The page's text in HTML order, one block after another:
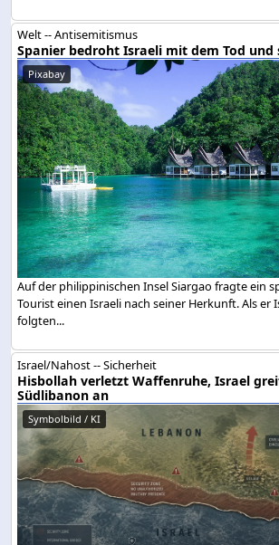
Welt -- Antisemitismus
Spanier bedroht Israeli mit dem Tod und
Pixabay
Auf der philippinischen Insel Siargao fragte ein
Tourist einen Israeli nach seiner Herkunft. Als er
folgten...
Israel/Nahost -- Sicherheit
Hisbollah verletzt Waffenruhe, Israel
Südlibanon an
Symbolbild / KI